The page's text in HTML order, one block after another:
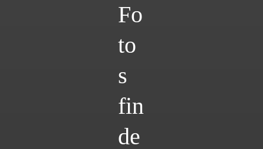
Fo
to
s
fin
de